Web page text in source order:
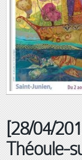
[28/04/
Théoule-